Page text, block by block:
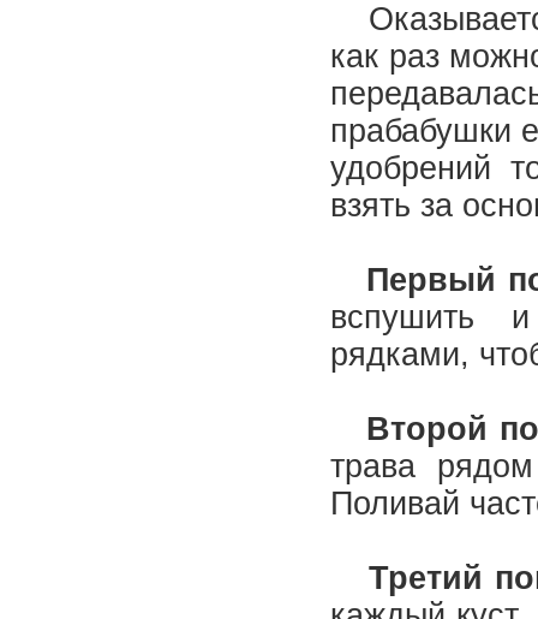
как раз
прабабушки
удобрений
взять за
Первый
вспушить
рядками,
Второй
трава
Поливай
Третий